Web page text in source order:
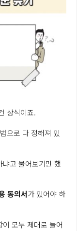
상식이죠.
으로 다 정해져 있
고 물어보기만 했
동의서가 있어야 하
모두 제대로 들어